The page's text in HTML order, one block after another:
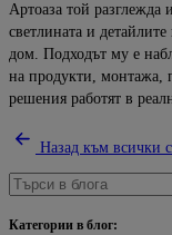
Артоаза той разглежда
светлината и
дом. Подходът му е
на продукти, монтажа,
решения работят в
Назад към всички
Категории в блог: